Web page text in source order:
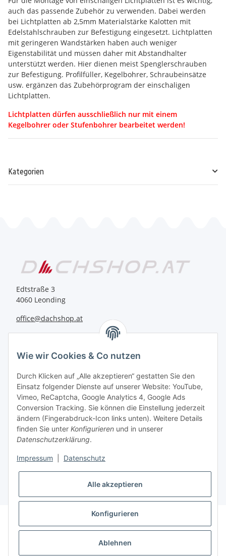
auch das passende Zubehör zu verwenden. Dabei werden
bei Lichtplatten ab 2,5mm Materialstärke Kalotten mit
Edelstahlschrauben zur Befestigung eingesetzt. Lichtplatten
mit geringeren Wandstärken haben auch weniger
Eigenstabilität und müssen daher mit Abstandhalter
unterstützt werden. Hier dienen meist Spenglerschrauben
zur Befestigung. Profilfüller, Kegelbohrer, Schraubeinsätze
usw. ergänzen das Zubehörprogram der einschaligen
Lichtplatten.
Lichtplatten dürfen ausschließlich nur mit einem
Kegelbohrer oder Stufenbohrer bearbeitet werden!
Kategorien
Edtstraße 3
4060 Leonding
office@dachshop.at
Informationen
Sie haben Fragen zu
+43 732 67 37 27
* Alle Preise inkl. gesetzlicher USt., zzgl.
Widerrufsrecht
Wie wir Cookies & Co nutzen
Durch Klicken auf „Alle akzeptieren“ gestatten Sie den
Einsatz folgender Dienste auf unserer Website: YouTube,
Vimeo, ReCaptcha, Google Analytics 4, Google Ads
Conversion Tracking. Sie können die Einstellung jederzeit
ändern (Fingerabdruck-Icon links unten). Weitere Details
finden Sie unter Konfigurieren und in unserer
Datenschutzerklärung.
Impressum Datenschutz
Alle akzeptieren
Konfigurieren
Ablehnen